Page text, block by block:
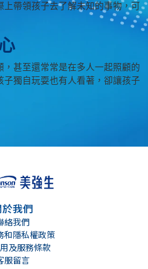
帶領孩子去了解未知的事物，可
甚至還常常是在多人一起照顧的
獨自玩耍也有人看著，卻讓孩子
於我們
絡我們
和隱私權政策
及服務條款
服留言